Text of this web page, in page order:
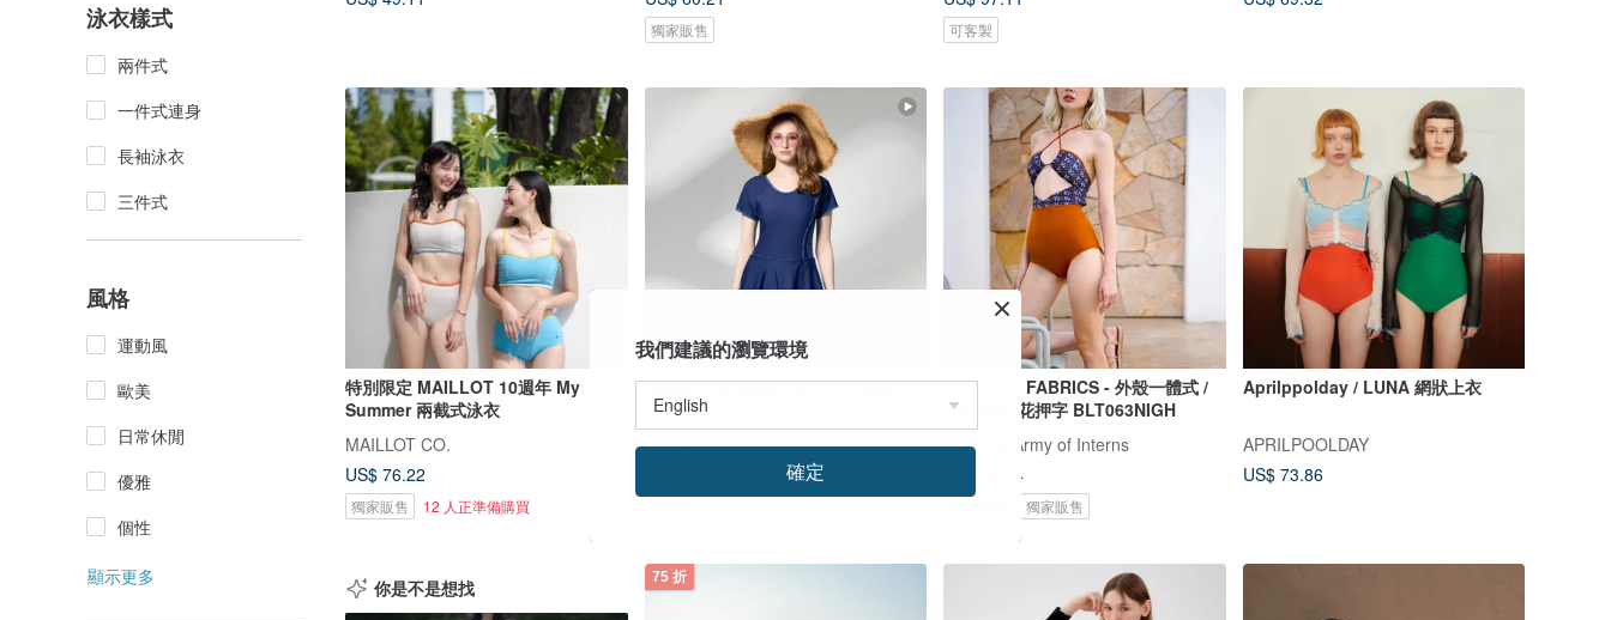
泳衣樣式
兩件式
一件式連身
長袖泳衣
三件式
風格
運動風
歐美
日常休閒
優雅
個性
顯示更多
獨家販售 可客製
特別限定 MAILLOT 10週年 My
Summer 兩截式泳衣
MAILLOT CO.
US$ 76.22
獨家販售 12 人正準備購買
台灣製 大女連身裙 加大~5L 泳裝
莫妮娜 YourstyLe
RECYCLE FABRICS - 外殼一體式 /
Nightfall 花押字 BLT063NIGH
Bullet by Army of Interns
US$ 69.74
獨家販售
Aprilppolday / LUNA 網狀上衣
APRILPOOLDAY
US$ 73.86
你是不是想找 75 折
我們建議的瀏覽環境
確定